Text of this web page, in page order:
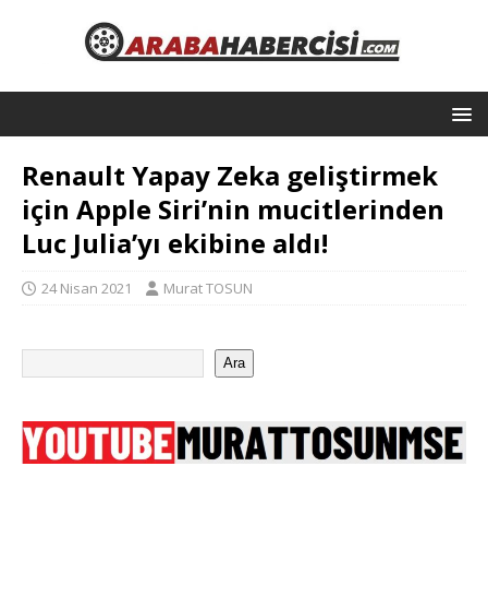
Renault Yapay Zeka geliştirmek
için Apple Siri’nin mucitlerinden
Luc Julia’yı ekibine aldı!
24 Nisan 2021 Murat TOSUN
Ara